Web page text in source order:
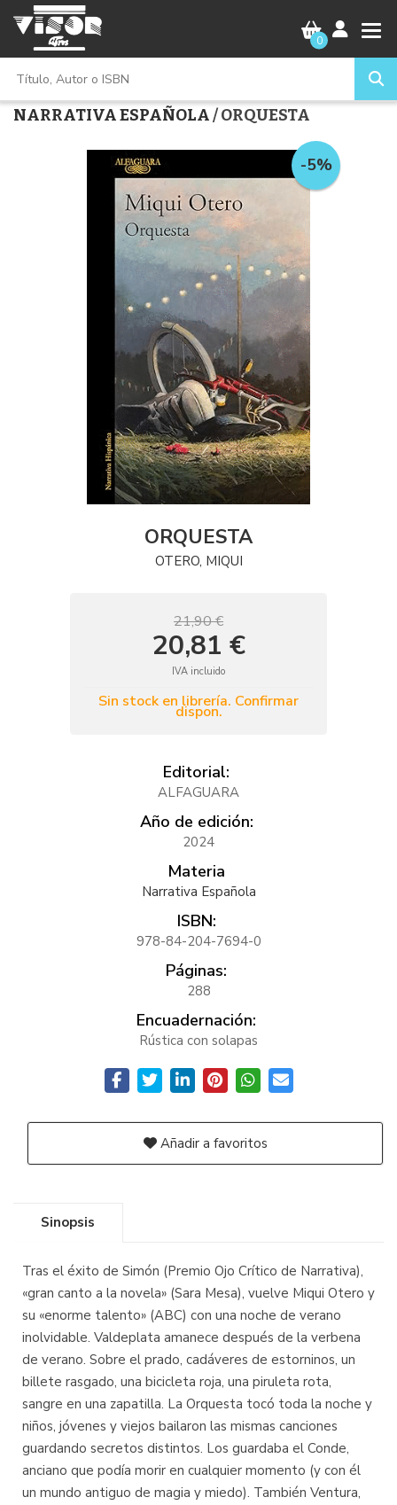
0
NARRATIVA ESPAÑOLA/ ORQUESTA
-5%
ORQUESTA
OTERO, MIQUI
21,90 €
20,81 €
IVA incluido
Sin stock en librería. Confirmar
dispon.
Editorial:
ALFAGUARA
Año de edición:
2024
Materia
Narrativa Española
ISBN:
978-84-204-7694-0
Páginas:
288
Encuadernación:
Rústica con solapas
Añadir a favoritos
Sinopsis
Tras el éxito de Simón (Premio Ojo Crítico de Narrativa),
«gran canto a la novela» (Sara Mesa), vuelve Miqui Otero y
su «enorme talento» (ABC) con una noche de verano
inolvidable. Valdeplata amanece después de la verbena
de verano. Sobre el prado, cadáveres de estorninos, un
billete rasgado, una bicicleta roja, una piruleta rota,
sangre en una zapatilla. La Orquesta tocó toda la noche y
niños, jóvenes y viejos bailaron las mismas canciones
guardando secretos distintos. Los guardaba el Conde,
anciano que podía morir en cualquier momento (y con él
un mundo antiguo de magia y miedo). También Ventura,